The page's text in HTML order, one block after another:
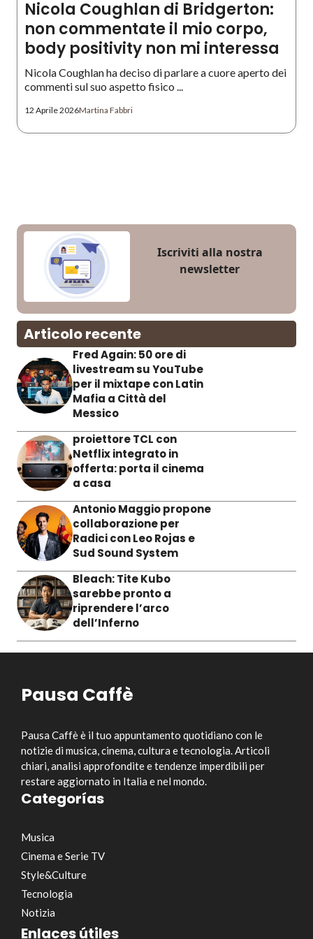
Nicola Coughlan di Bridgerton:
non commentate il mio corpo,
body positivity non mi interessa
Nicola Coughlan ha deciso di parlare a cuore aperto dei
commenti sul suo aspetto fisico ...
12 Aprile 2026Martina Fabbri
Iscriviti alla nostra
newsletter
Articolo recente
Fred Again: 50 ore di
livestream su YouTube
per il mixtape con Latin
Mafia a Città del
Messico
proiettore TCL con
Netflix integrato in
offerta: porta il cinema
a casa
Antonio Maggio propone
collaborazione per
Radici con Leo Rojas e
Sud Sound System
Bleach: Tite Kubo
sarebbe pronto a
riprendere l’arco
dell’Inferno
Pausa Caffè
Pausa Caffè è il tuo appuntamento quotidiano con le
notizie di musica, cinema, cultura e tecnologia. Articoli
chiari, analisi approfondite e tendenze imperdibili per
restare aggiornato in Italia e nel mondo.
Categorías
Musica
Cinema e Serie TV
Style&Culture
Tecnologia
Notizia
Enlaces útiles